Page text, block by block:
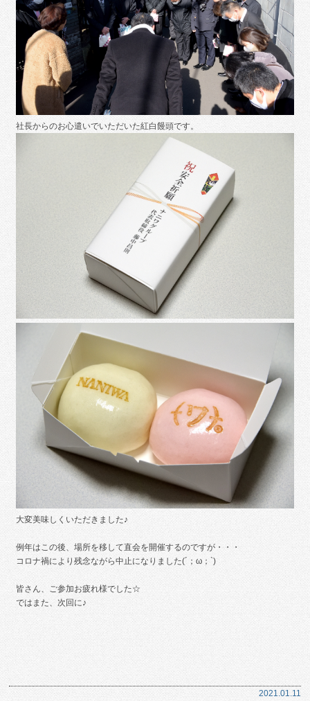
社長からのお心遣いでいただいた紅白饅頭です。
大変美味しくいただきました♪
例年はこの後、場所を移して直会を開催するのですが・・・
コロナ禍により残念ながら中止になりました(´；ω；`)
皆さん、ご参加お疲れ様でした☆
ではまた、次回に♪
2021.01.11